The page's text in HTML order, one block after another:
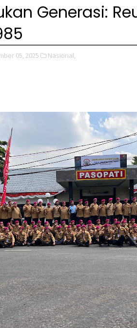
Generasi:
05, 2025 Nasional,